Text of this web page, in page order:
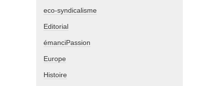
eco-syndicalisme
Editorial
émanciPassion
Europe
Histoire